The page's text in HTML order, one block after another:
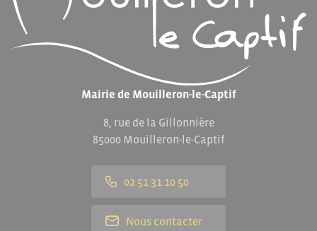
Mairie de Mouilleron-le-Captif
8, rue de la Gillonnière
85000 Mouilleron-le-Captif
02 51 31 10 50
Nous contacter